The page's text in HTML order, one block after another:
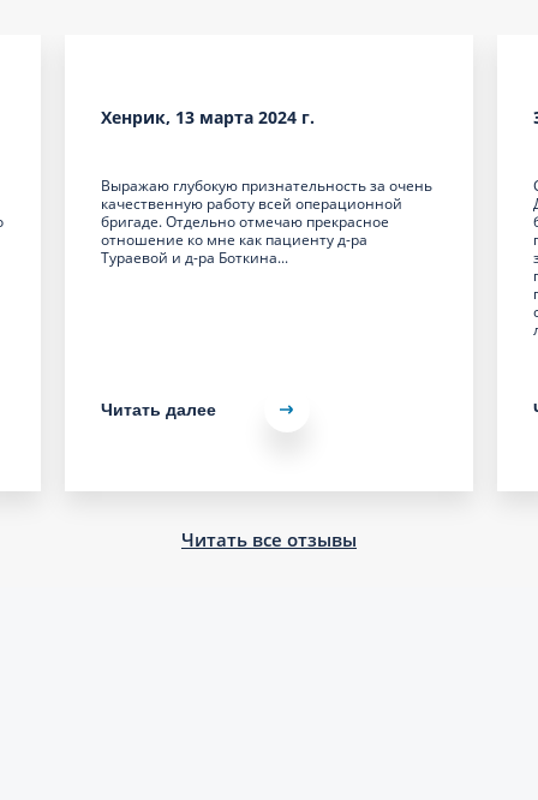
Хенрик, 13 марта 2024 г.
Выражаю глубокую признательность за очень
качественную работу всей операционной
бригаде. Отдельно отмечаю прекрасное
отношение ко мне как пациенту д-ра
Тураевой и д-ра Боткина...
Читать далее
Читать все отзывы